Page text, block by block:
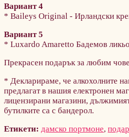
Вариант 4
* Baileys Original - Ирландски
Вариант 5
* Luxardo Amaretto Бадемов
Прекрасен подарък за любим
* Декларираме, че алкохолните
предлагат в нашия електронен
лицензирани магазини,
бутилките са с бандерол.
Етикети: дамско портмоне,